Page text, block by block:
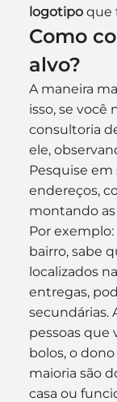
logotipo que
Como
alvo?
A maneira
isso, se
consultoria
ele,
Pesquise em
endereços,
montando
Por
bairro, sabe
localizados
entregas,
secundárias.
pessoas que
bolos, o
maioria são
casa ou